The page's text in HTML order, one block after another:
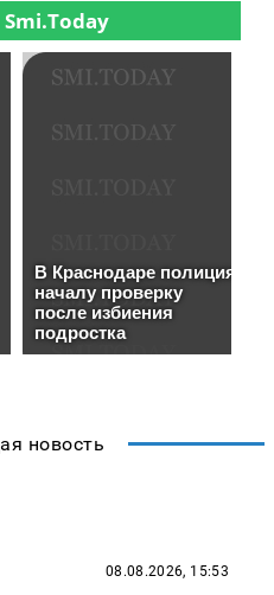
новость
08.08.2026, 15:53